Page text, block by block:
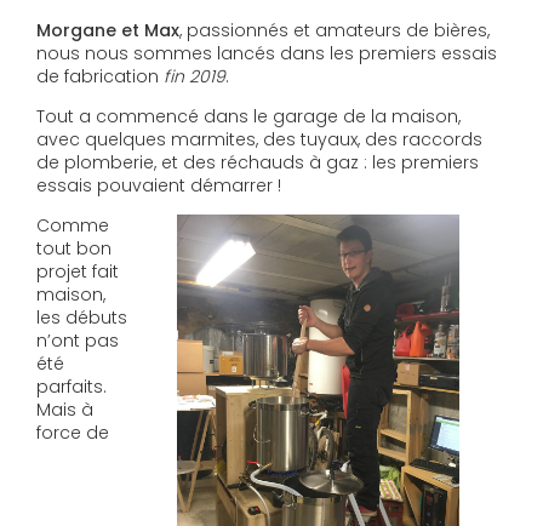
Morgane et Max, passionnés et amateurs de bières,
nous nous sommes lancés dans les premiers essais
de fabrication fin 2019.
Tout a commencé dans le garage de la maison,
avec quelques marmites, des tuyaux, des raccords
de plomberie, et des réchauds à gaz : les premiers
essais pouvaient démarrer !
Comme
tout bon
projet fait
maison,
les débuts
n’ont pas
été
parfaits.
Mais à
force de